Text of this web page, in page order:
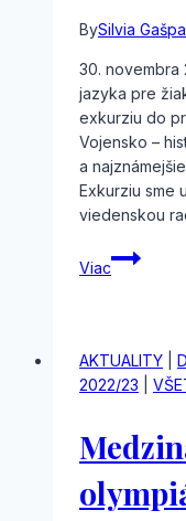
BySilvia
30. novembra
jazyka pre
exkurziu do
Vojensko –
a
Exkurziu sme
viedenskou
Viac
Exkurzia
Viedeň
AKTUALITY
2022/23